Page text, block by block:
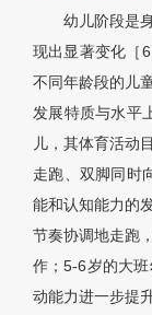
幼儿阶段是
现出显著变化［
不同年龄段的儿
发展特质与水平
儿，其体育活动
走跑、双脚同时
能和认知能力的
节奏协调地走跑
作；5-6岁的大
动能力进一步提